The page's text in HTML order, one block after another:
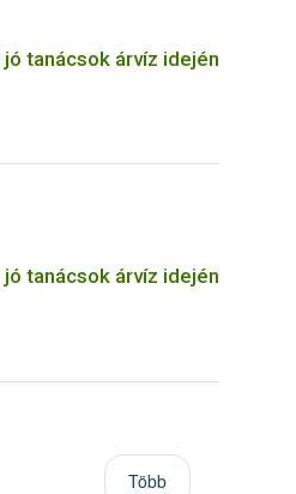
tanácsok árvíz idején
tanácsok árvíz idején
Több